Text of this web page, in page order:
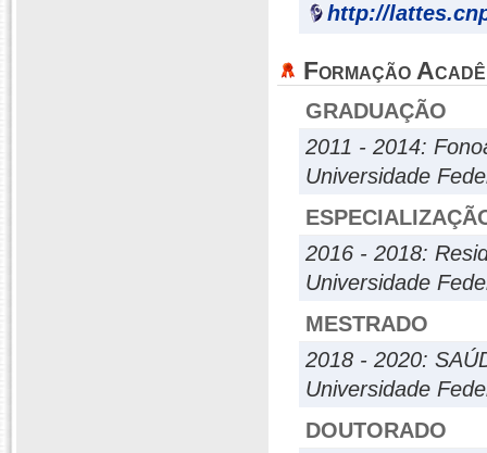
http://
Formação
GRADUAÇÃO
2011 - 2014:
Universidade
2016 - 2018:
Universidade
MESTRADO
2018 - 2020:
Universidade
DOUTORADO